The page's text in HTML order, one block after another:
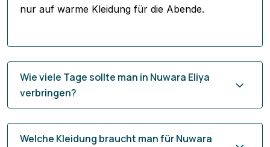
nur auf warme Kleidung für die Abende.
Wie viele Tage sollte man in Nuwara Eliya
verbringen?
Welche Kleidung braucht man für Nuwara